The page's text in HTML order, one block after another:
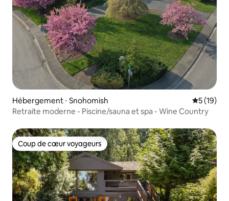
Hébergement ⋅ Snohomish
5 (19)
Retraite moderne - Piscine/sauna et spa - Wine Country
Coup de cœur voyageurs
Coup de cœur voyageurs